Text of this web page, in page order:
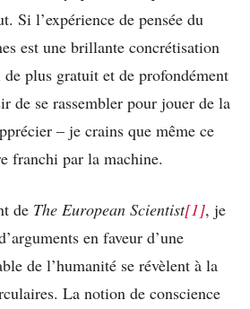
Si l’expérience de pensée du
est une brillante concrétisation
plus gratuit et de profondément
de se rassembler pour jouer de la
– je crains que même ce
franchi par la machine.
de The European Scientist[1], je
en faveur d’une
de l’humanité se révèlent à la
La notion de conscience